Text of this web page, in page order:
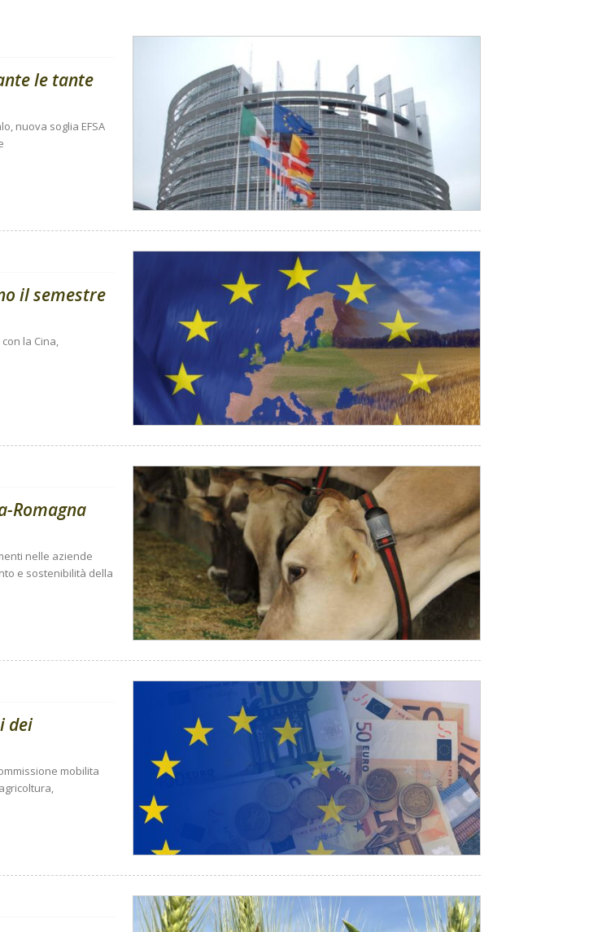
le tante
nuova soglia EFSA
il semestre
la Cina,
Romagna
nelle aziende
e sostenibilità della
dei
mobilita